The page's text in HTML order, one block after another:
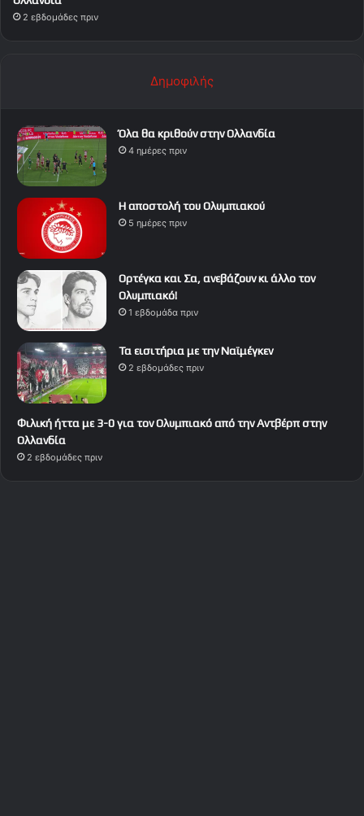
2 εβδομάδες πριν
Δημοφιλής
Όλα θα κριθούν στην Ολλανδία
4 ημέρες πριν
Η αποστολή του Ολυμπιακού
5 ημέρες πριν
Ορτέγκα και Σα, ανεβάζουν κι άλλο τον
Ολυμπιακό!
1 εβδομάδα πριν
Τα εισιτήρια με την Ναϊμέγκεν
2 εβδομάδες πριν
Φιλική ήττα με 3-0 για τον Ολυμπιακό από την Αντβέρπ στην
Ολλανδία
2 εβδομάδες πριν